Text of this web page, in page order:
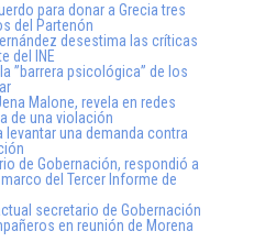
para donar a Grecia tres
del Partenón
desestima las críticas
del INE
”barrera psicológica” de los
Malone, revela en redes
de una violación
levantar una demanda contra
de Gobernación, respondió a
del Tercer Informe de
secretario de Gobernación
en reunión de Morena